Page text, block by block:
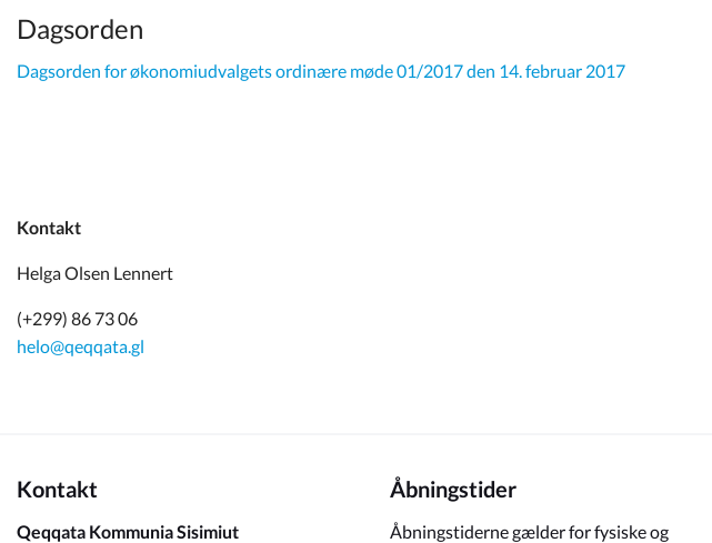
Om Kommunen
Dagsorden
Dagsorden for økonomiudvalgets ordinære møde 01/2017 den 14. februar 2017
Kontakt
Helga Olsen Lennert
(+299) 86 73 06
helo@qeqqata.gl
Kontakt
Qeqqata Kommunia Sisimiut
Åbningstider
Åbningstiderne gælder for fysiske og